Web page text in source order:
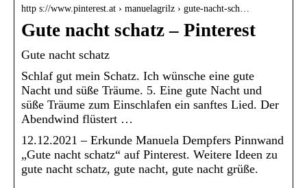
http s://www.pinterest.at › manuelagrilz › gute-nacht-sch…
Gute nacht schatz – Pinterest
Gute nacht schatz
Schlaf gut mein Schatz. Ich wünsche eine gute
Nacht und süße Träume. 5. Eine gute Nacht und
süße Träume zum Einschlafen ein sanftes Lied. Der
Abendwind flüstert …
12.12.2021 – Erkunde Manuela Dempfers Pinnwand
„Gute nacht schatz“ auf Pinterest. Weitere Ideen zu
gute nacht schatz, gute nacht, gute nacht grüße.